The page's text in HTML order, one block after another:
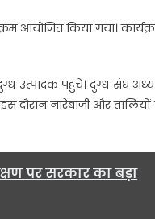
आयोजित किया गया।
उत्पादक पहुंचे। दुग्ध संघ
दौरान नारेबाजी और
पर सरकार का बड़ा